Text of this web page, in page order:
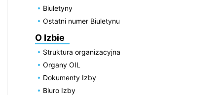
Biuletyny
Ostatni numer Biuletynu
O Izbie
Struktura organizacyjna
Organy OIL
Dokumenty Izby
Biuro Izby